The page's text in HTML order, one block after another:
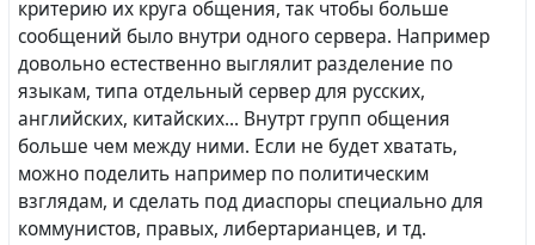
Hubzilla по принципу SAS, я далёк от популярной
мысли, что каждая домохозяйка может и,
следовательно, должна иметь свой сервер. С
ростом количества пользователей и увеличением
числа контактов между ними нагрузка будет
расти и на такие небольшие персональные серверы
и тут вновь рано или поздно встанут вопросы
поддержки и её цены.
критерию их круга общения, так чтобы больше
сообщений было внутри одного сервера. Например
довольно естественно выглялит разделение по
языкам, типа отдельный сервер для русских,
английских, китайских... Внутрт групп общения
больше чем между ними. Если не будет хватать,
можно поделить например по политическим
взглядам, и сделать под диаспоры специально для
коммунистов, правых, либертарианцев, и тд.